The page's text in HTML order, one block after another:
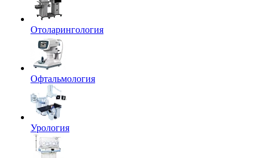
Отоларингология
Офтальмология
Урология